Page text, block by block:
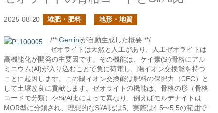
2025-08-20 堆肥・肥料 地形・地質
/** Geminiが自動生成した概要 **/
ゼオライトは天然と人工があり、人工ゼオライトは
高機能化が開発の主要因です。その機能は、ケイ素(Si)骨格にアル
ミニウム(Al)が入り込むことで負に荷電し、陽イオン交換能を持つ
ことに起因します。この陽イオン交換能は肥料の保肥力（CEC）と
して土壌改良に貢献します。ゼオライトの機能は、骨格の形（骨格
コードで分類）やSi/Al比によって異なり、例えばモルデナイトは
MOR型に分類され、理想的なSi/Al比は5、実際は4.5〜5.5の範囲で